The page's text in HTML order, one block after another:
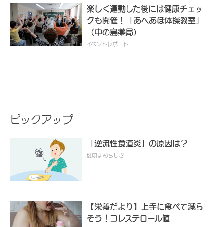
楽しく運動した後には健康チェッ
クも開催！「あへあほ体操教室」
（中の島薬局）
イベントレポート
ピックアップ
「逆流性食道炎」の原因は？
健康まめちしき
【栄養だより】上手に食べて減ら
そう！コレステロール値